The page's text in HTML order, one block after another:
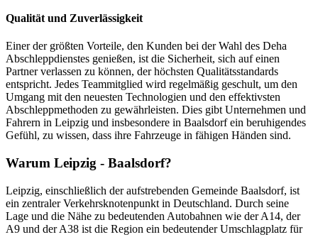
Qualität und Zuverlässigkeit
Einer der größten Vorteile, den Kunden bei der Wahl des Deha
Abschleppdienstes genießen, ist die Sicherheit, sich auf einen
Partner verlassen zu können, der höchsten Qualitätsstandards
entspricht. Jedes Teammitglied wird regelmäßig geschult, um den
Umgang mit den neuesten Technologien und den effektivsten
Abschleppmethoden zu gewährleisten. Dies gibt Unternehmen und
Fahrern in Leipzig und insbesondere in Baalsdorf ein beruhigendes
Gefühl, zu wissen, dass ihre Fahrzeuge in fähigen Händen sind.
Warum Leipzig - Baalsdorf?
Leipzig, einschließlich der aufstrebenden Gemeinde Baalsdorf, ist
ein zentraler Verkehrsknotenpunkt in Deutschland. Durch seine
Lage und die Nähe zu bedeutenden Autobahnen wie der A14, der
A9 und der A38 ist die Region ein bedeutender Umschlagplatz für